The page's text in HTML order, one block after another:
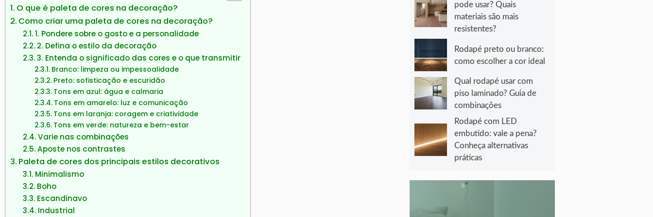
O que é paleta de cores na decoração?
Como criar uma paleta de cores na decoração?
1. Pondere sobre o gosto e a personalidade
2. Defina o estilo da decoração
3. Entenda o significado das cores e o que transmitir
Branco: limpeza ou impessoalidade
Preto: sofisticação e escuridão
Tons em azul: água e calmaria
Tons em amarelo: luz e comunicação
Tons em laranja: coragem e criatividade
Tons em verde: natureza e bem-estar
Varie nas combinações
Aposte nos contrastes
Paleta de cores dos principais estilos decorativos
Minimalismo
Boho
Escandinavo
Industrial
pode usar? Quais
materiais são mais
resistentes?
Rodapé preto ou branco:
como escolher a cor ideal
Qual rodapé usar com
piso laminado? Guia de
combinações
Rodapé com LED
embutido: vale a pena?
Conheça alternativas
práticas